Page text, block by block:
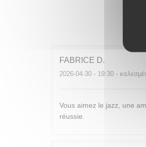
FABRICE D
2026-04-30 - 19:30 -
Vous aimez le jazz, une
réussie.